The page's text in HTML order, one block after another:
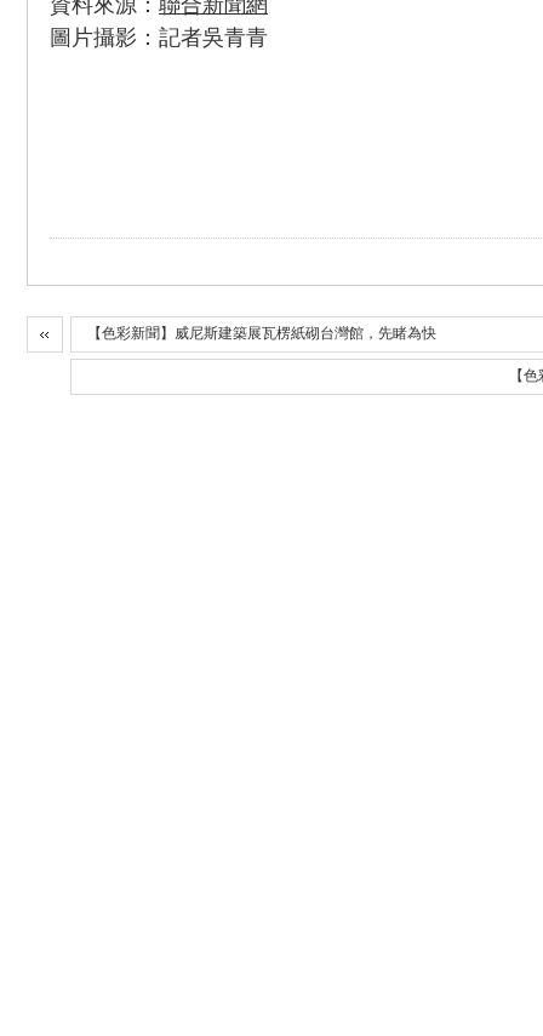
資料來源： 聯合新聞網
圖片攝影：記者吳青青
【色彩新聞】威尼斯建築展瓦楞紙砌台灣館，先睹為快
【